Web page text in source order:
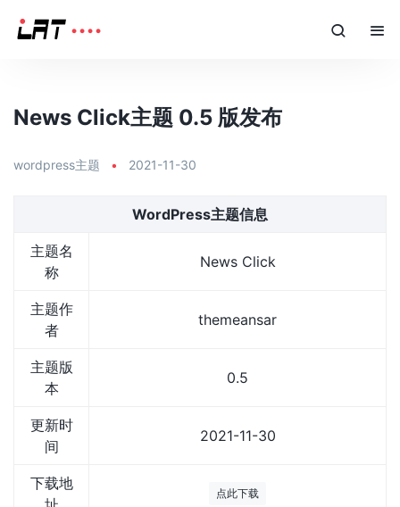
News Click主题 0.5 版发布
wordpress主题 • 2021-11-30
WordPress主题信息
主题名
称
News Click
主题作
者
themeansar
主题版
本
0.5
更新时
间
2021-11-30
下载地
点此下载